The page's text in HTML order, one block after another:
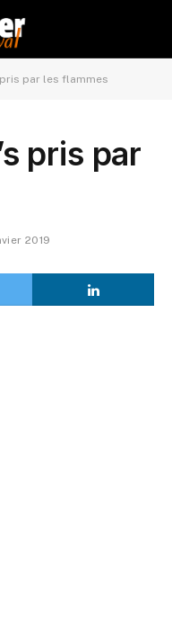
pris par les flammes
pris par
2019